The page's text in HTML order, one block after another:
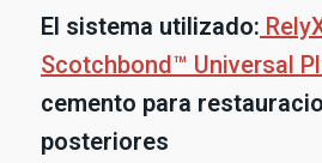
El sistema utilizado:
Scotchbond™ Universal
cemento para
posteriores